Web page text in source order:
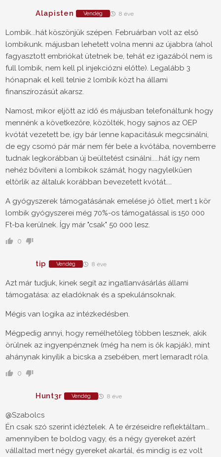
Alapisten Vendég 8 éve
Lombik...hát köszönjük szépen. Februárban volt az első
lombikunk. májusban lehetett volna menni az újabbra (ahol
fagyasztott embriókat ütetnek be, tehát ez igazából nem is
full lombik, nem kell pl injekciózni előtte). Legalább 3
hónapnak el kell telnie 2 lombik közt ha állami
finanszírozásút akarsz.
Namost, mikor eljött az idő és májusban telefonáltunk hogy
mennénk a következőre, közölték, hogy sajnos az OEP
kvótát vezetett be, így bár lenne kapacitásuk megcsinálni,
de egy csomó pár már nem fér bele a kvótába, novemberre
tudnak legkorábban új beültetést csinálni.....hát így nem
nehéz bővíteni a lombikok számát, hogy nagylelkűen
eltörlik az általuk korábban bevezetett kvótát....
A gyógyszerek támogatásának emelése jó ötlet, mert 1 kör
lombik gyógyszerei még 70%-os támogatással is 150 000
Ft-ba kerülnek. Így már "csak" 50 000 lesz.
0
tip Vendég 8 éve
Azt már tudjuk, kinek segít az ingatlanvásárlás állami
támogatása: az eladóknak és a spekulánsoknak.
Mégis van logika az intézkedésben.
Mégpedig annyi, hogy remélhetőleg többen lesznek, akik
örülnek az ingyenpénznek (még ha nem is ők kapják), mint
ahánynak kinyílik a bicska a zsebében, mert lemaradt róla.
0
Hunt3r Vendég 8 éve
@Szabolcs
Én csak szó szerint idéztelek. A te érzéseidre reflektáltam...
amennyiben te boldog vagy, és a négy gyereket azért
vállaltad mert négy gyereket akartál, és mindig is ez volt